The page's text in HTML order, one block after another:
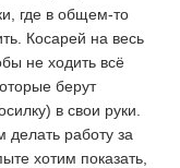
где в общем-то
Косарей на весь
не ходить всё
берут
в свои руки.
работу за
хотим показать,